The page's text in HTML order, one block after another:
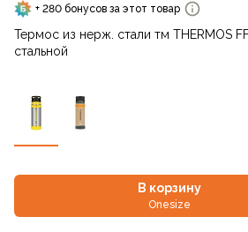
+ 280 бонусов за этот товар
Термос из нерж. стали тм THERMOS
стальной
В корзину
Onesize